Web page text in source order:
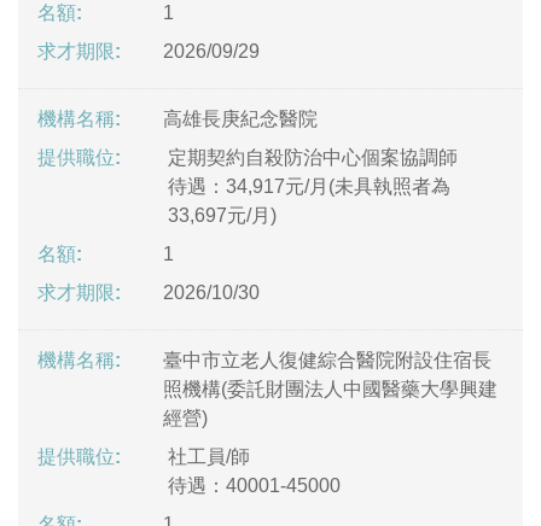
1
2026/09/29
高雄長庚紀念醫院
定期契約自殺防治中心個案協調師
待遇：34,917元/月(未具執照者為
33,697元/月)
1
2026/10/30
臺中市立老人復健綜合醫院附設住宿長
照機構(委託財團法人中國醫藥大學興建
經營)
社工員/師
待遇：40001-45000